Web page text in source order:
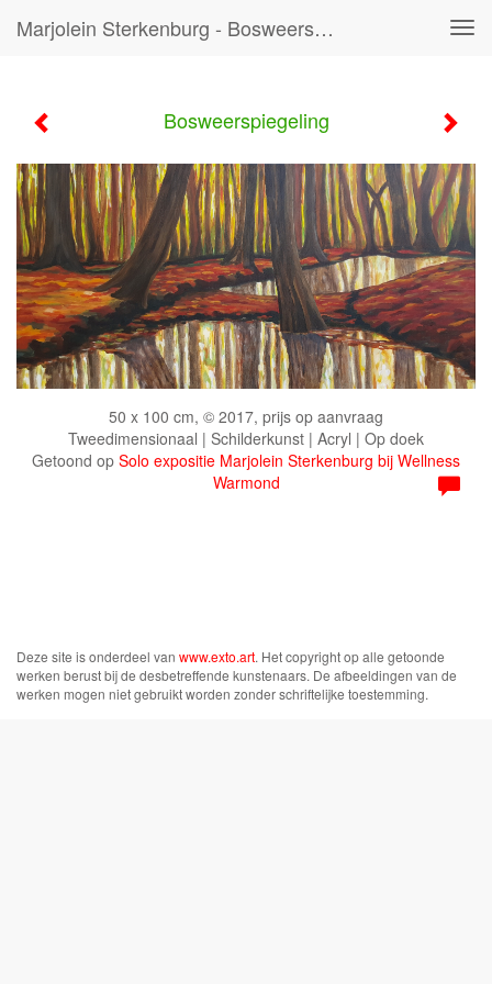
Marjolein Sterkenburg - Bosweerspiegeling
Bosweerspiegeling
50 x 100 cm, © 2017, prijs op aanvraag
Tweedimensionaal | Schilderkunst | Acryl | Op doek
Getoond op Solo expositie Marjolein Sterkenburg bij Wellness
Warmond
Deze site is onderdeel van www.exto.art. Het copyright op alle getoonde
werken berust bij de desbetreffende kunstenaars. De afbeeldingen van de
werken mogen niet gebruikt worden zonder schriftelijke toestemming.